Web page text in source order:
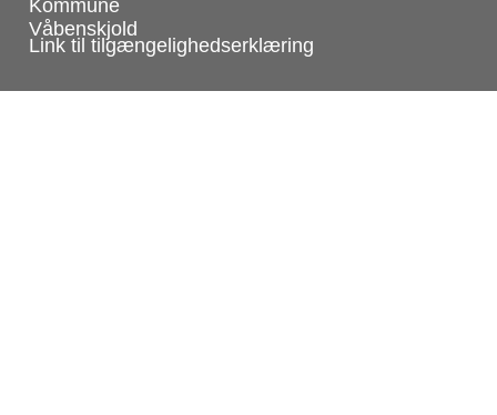
Link til tilgængelighedserklæring